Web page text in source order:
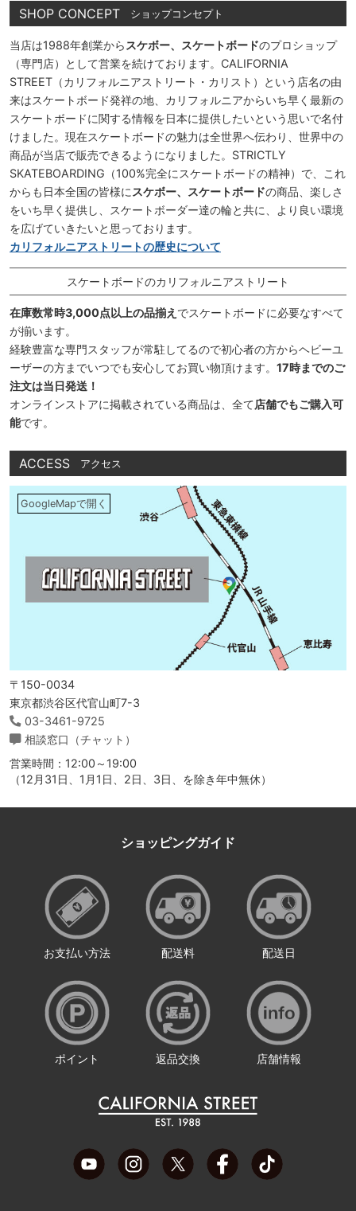
SHOP CONCEPT ショップコンセプト
当店は1988年創業から スケボー、スケートボードのプロショップ
（専門店）として営業を続けております。CALIFORNIA
STREET（カリフォルニアストリート・カリスト）という店名の由
来はスケートボード発祥の地、カリフォルニアからいち早く最新の
スケートボードに関する情報を日本に提供したいという思いで名付
けました。現在スケートボードの魅力は全世界へ伝わり、世界中の
商品が当店で販売できるようになりました。STRICTLY
SKATEBOARDING（100%完全にスケートボードの精神）で、これ
からも日本全国の皆様に スケボー、スケートボードの商品、楽しさ
をいち早く提供し、スケートボーダー達の輪と共に、より良い環境
を広げていきたいと思っております。
カリフォルニアストリートの歴史について
スケートボードのカリフォルニアストリート
在庫数常時3,000点以上の品揃え でスケートボードに必要なすべて
が揃います。
経験豊富な専門スタッフが常駐してるので初心者の方からヘビーユ
ーザーの方までいつでも安心してお買い物頂けます。 17時までのご
注文は当日発送！
オンラインストアに掲載されている商品は、全て店舗でもご購入可
能です。
ACCESS アクセス
GoogleMapで開く
〒150-0034
東京都渋谷区代官山町7-3
03-3461-9725
相談窓口（チャット）
営業時間：12:00～19:00
（12月31日、1月1日、2日、3日、を除き年中無休）
ショッピングガイド
お支払い方法 配送料 配送日
ポイント 返品交換 店舗情報